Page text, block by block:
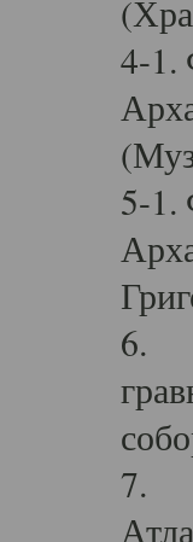
4-1.
5-1.
6.
7.